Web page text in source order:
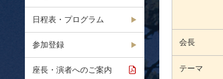
日程表・プログラム
参加登録
座長・演者へのご案内
会長
テーマ